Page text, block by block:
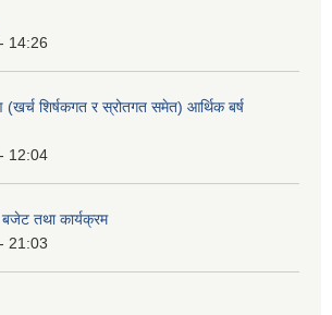
14:26
(खर्च शिर्षकगत र स्रोतगत समेत) आर्थिक बर्ष
12:04
तथा कार्यक्रम
21:03